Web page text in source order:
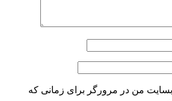
من در مرورگر برای زمانی که